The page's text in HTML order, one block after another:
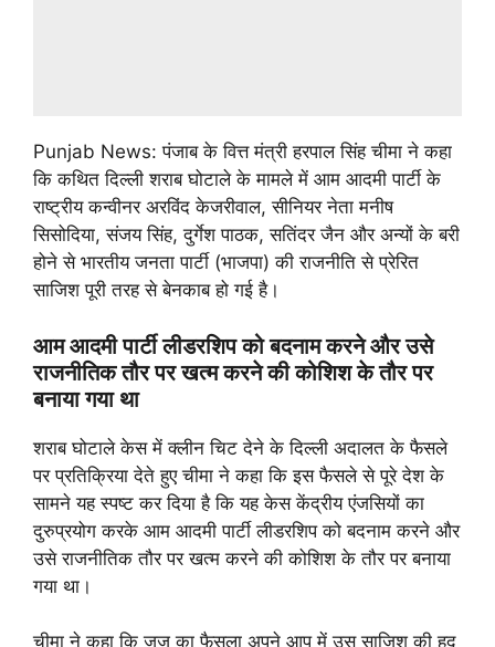
Punjab News: पंजाब के वित्त मंत्री हरपाल सिंह चीमा ने कहा
कि कथित दिल्ली शराब घोटाले के मामले में आम आदमी पार्टी के
राष्ट्रीय कन्वीनर अरविंद केजरीवाल, सीनियर नेता मनीष
सिसोदिया, संजय सिंह, दुर्गेश पाठक, सतिंदर जैन और अन्यों के बरी
होने से भारतीय जनता पार्टी (भाजपा) की राजनीति से प्रेरित
साजिश पूरी तरह से बेनकाब हो गई है।
आम आदमी पार्टी लीडरशिप को बदनाम करने और उसे
राजनीतिक तौर पर खत्म करने की कोशिश के तौर पर
बनाया गया था
शराब घोटाले केस में क्लीन चिट देने के दिल्ली अदालत के फैसले
पर प्रतिक्रिया देते हुए चीमा ने कहा कि इस फैसले से पूरे देश के
सामने यह स्पष्ट कर दिया है कि यह केस केंद्रीय एंजसियों का
दुरुप्रयोग करके आम आदमी पार्टी लीडरशिप को बदनाम करने और
उसे राजनीतिक तौर पर खत्म करने की कोशिश के तौर पर बनाया
गया था।
चीमा ने कहा कि जज का फैसला अपने आप में उस साजिश की हद